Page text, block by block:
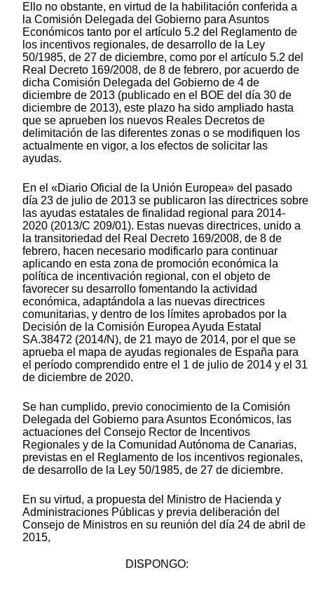
Ello no obstante, en virtud de la habilitación conferida a
la Comisión Delegada del Gobierno para Asuntos
Económicos tanto por el artículo 5.2 del Reglamento de
los incentivos regionales, de desarrollo de la Ley
50/1985, de 27 de diciembre, como por el artículo 5.2 del
Real Decreto 169/2008, de 8 de febrero, por acuerdo de
dicha Comisión Delegada del Gobierno de 4 de
diciembre de 2013 (publicado en el BOE del día 30 de
diciembre de 2013), este plazo ha sido ampliado hasta
que se aprueben los nuevos Reales Decretos de
delimitación de las diferentes zonas o se modifiquen los
actualmente en vigor, a los efectos de solicitar las
ayudas.
En el «Diario Oficial de la Unión Europea» del pasado
día 23 de julio de 2013 se publicaron las directrices sobre
las ayudas estatales de finalidad regional para 2014-
2020 (2013/C 209/01). Estas nuevas directrices, unido a
la transitoriedad del Real Decreto 169/2008, de 8 de
febrero, hacen necesario modificarlo para continuar
aplicando en esta zona de promoción económica la
política de incentivación regional, con el objeto de
favorecer su desarrollo fomentando la actividad
económica, adaptándola a las nuevas directrices
comunitarias, y dentro de los límites aprobados por la
Decisión de la Comisión Europea Ayuda Estatal
SA.38472 (2014/N), de 21 mayo de 2014, por el que se
aprueba el mapa de ayudas regionales de España para
el período comprendido entre el 1 de julio de 2014 y el 31
de diciembre de 2020.
Se han cumplido, previo conocimiento de la Comisión
Delegada del Gobierno para Asuntos Económicos, las
actuaciones del Consejo Rector de Incentivos
Regionales y de la Comunidad Autónoma de Canarias,
previstas en el Reglamento de los incentivos regionales,
de desarrollo de la Ley 50/1985, de 27 de diciembre.
En su virtud, a propuesta del Ministro de Hacienda y
Administraciones Públicas y previa deliberación del
Consejo de Ministros en su reunión del día 24 de abril de
2015,
DISPONGO: